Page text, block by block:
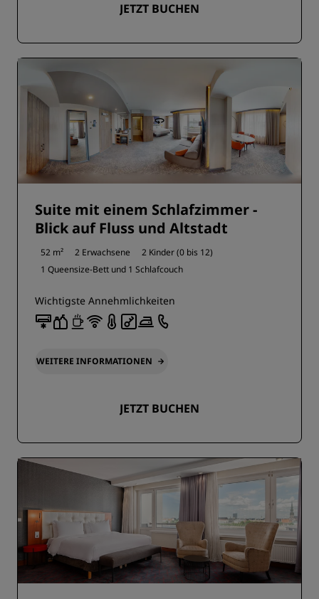
JETZT BUCHEN
Suite mit einem Schlafzimmer -
Blick auf Fluss und Altstadt
52 m² 2 Erwachsene
2 Kinder (0 bis 12)
1 Queensize-Bett und 1 Schlafcouch
Wichtigste Annehmlichkeiten
WEITERE INFORMATIONEN
JETZT BUCHEN